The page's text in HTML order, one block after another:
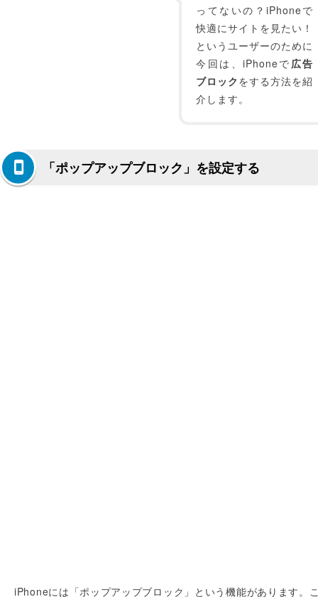
ってないの？iPhoneで
快適にサイトを見たい！
というユーザーのために
今回は、iPhoneで 広告
ブロック をする方法を紹
介します。
「ポップアップブロック」を設定する
iPhoneには「ポップアップブロック」という機能があります。